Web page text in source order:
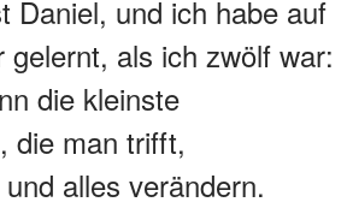
Daniel, und ich habe auf
gelernt, als ich zwölf war:
die kleinste
die man trifft,
alles verändern.